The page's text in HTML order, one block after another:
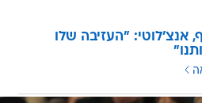
אנצ'לוטי: "העזיבה שלו